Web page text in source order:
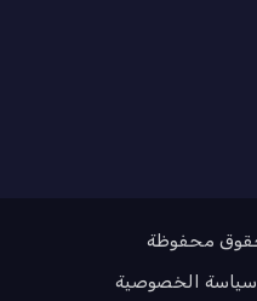
سياسة الخصوصية